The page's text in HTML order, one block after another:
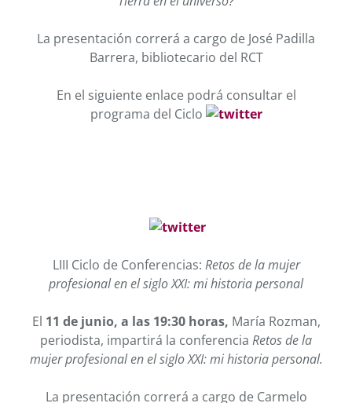
La presentación correrá a cargo de José Padilla
Barrera, bibliotecario del RCT
En el siguiente enlace podrá consultar el
programa del Ciclo
LIII Ciclo de Conferencias: Retos de la mujer
profesional en el siglo XXI: mi historia personal
El 11 de junio, a las 19:30 horas, María Rozman,
periodista, impartirá la conferencia Retos de la
mujer profesional en el siglo XXI: mi historia personal.
La presentación correrá a cargo de Carmelo